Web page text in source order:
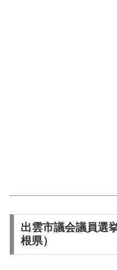
出雲市議会議員選
根県）